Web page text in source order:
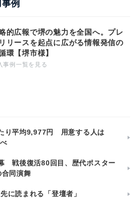
例
的広報で堺の魅力を全国へ。プレ
リースを起点に広がる情報発信の
環【堺市様】
事例一覧を見る
り平均9,977円 用意する人は
戦後復活80回目、歴代ポスター
同演舞
に読まれる「登壇者」